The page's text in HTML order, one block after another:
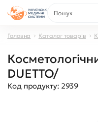
Головна Каталог товарів
DUETTO/
Код продукту: 2939